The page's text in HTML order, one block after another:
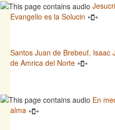
Evangelio es la Solucin
Santos Juan de Brebeuf, Isaac
de Amrica del Norte
En
alma